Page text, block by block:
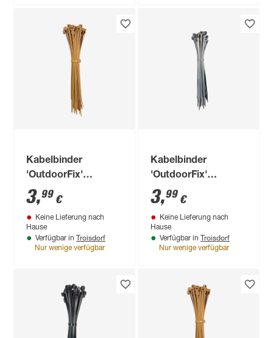
Kabelbinder
'OutdoorFix'
bambus dunkel 200
x 4,6 mm 50 Stück
3,99 €
Keine Lieferung nach
Hause
Verfügbar in Troisdorf
Nur wenige verfügbar
Kabelbinder
'OutdoorFix'
aluminiumfarben 200
x 4,6mm 50 Stück
3,99 €
Keine Lieferung nach
Hause
Verfügbar in Troisdorf
Nur wenige verfügbar